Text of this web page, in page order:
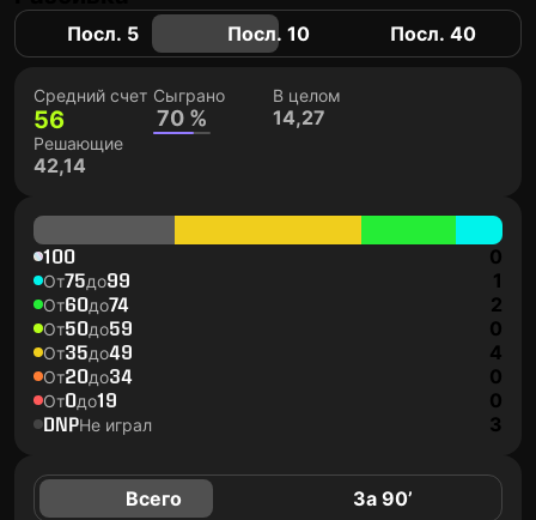
Посл. 5 Посл. 10 Посл. 40
Средний счет
56
Сыграно
70 %
В целом
14,27
Решающие
42,14
100 0
От75до99 1
От60до74 2
От50до59 0
От35до49 4
От20до34 0
От0до19 0
DNPНе играл 3
Всего За 90’